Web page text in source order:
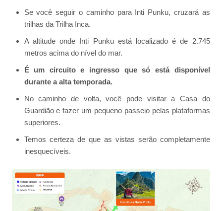
Se você seguir o caminho para Inti Punku, cruzará as
trilhas da Trilha Inca.
A altitude onde Inti Punku está localizado é de 2.745
metros acima do nível do mar.
É um circuito e ingresso que só está disponível
durante a alta temporada.
No caminho de volta, você pode visitar a Casa do
Guardião e fazer um pequeno passeio pelas plataformas
superiores.
Temos certeza de que as vistas serão completamente
inesquecíveis.